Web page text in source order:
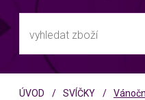
ÚVOD SVÍČKY